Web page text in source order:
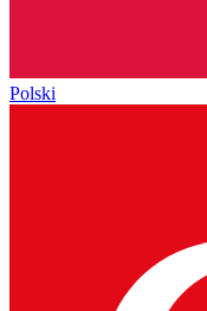
Polski